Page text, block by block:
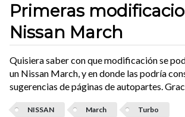
Primeras
Nissan March
Quisiera saber con que modificación se
un Nissan March, y en donde las podría
sugerencias de páginas de autopartes.
NISSAN March Turbo